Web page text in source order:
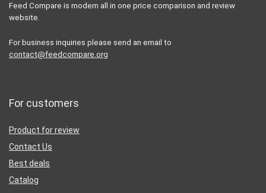
Feed Compare is modern all in one price comparison and review
website.
For business inquiries please send an email to
contact@feedcompare.org
For customers
Product for review
Contact Us
Best deals
Catalog